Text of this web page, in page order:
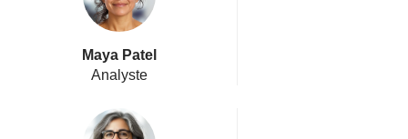
Maya Patel
Analyste